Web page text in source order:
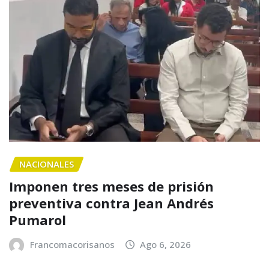
NACIONALES
Imponen tres meses de prisión
preventiva contra Jean Andrés
Pumarol
Francomacorisanos Ago 6, 2026